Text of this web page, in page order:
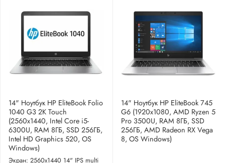
14" Ноутбук HP EliteBook Folio
1040 G3 2K Touch
(2560x1440, Intel Core i5-
6300U, RAM 8ГБ, SSD 256ГБ,
Intel HD Graphics 520, OS
Windows)
Экран: 2560x1440 14" IPS multi
14" Ноутбук HP EliteBook 745
G6 (1920x1080, AMD Ryzen 5
Pro 3500U, RAM 8ГБ, SSD
256ГБ, AMD Radeon RX Vega
8, OS Windows)